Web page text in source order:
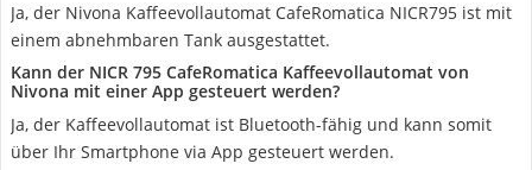
Ja, der Nivona Kaffeevollautomat CafeRomatica NICR795 ist mit
einem abnehmbaren Tank ausgestattet.
Kann der NICR 795 CafeRomatica Kaffeevollautomat von
Nivona mit einer App gesteuert werden?
Ja, der Kaffeevollautomat ist Bluetooth-fähig und kann somit
über Ihr Smartphone via App gesteuert werden.